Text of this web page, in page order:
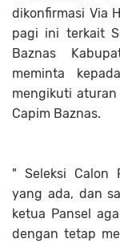
dikonfirmasi Via
pagi ini terkait
Baznas
meminta
mengikuti
Capim Baznas.
" Seleksi Calon
yang ada, dan
ketua Pansel
dengan tetap